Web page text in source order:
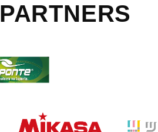
PARTNERS